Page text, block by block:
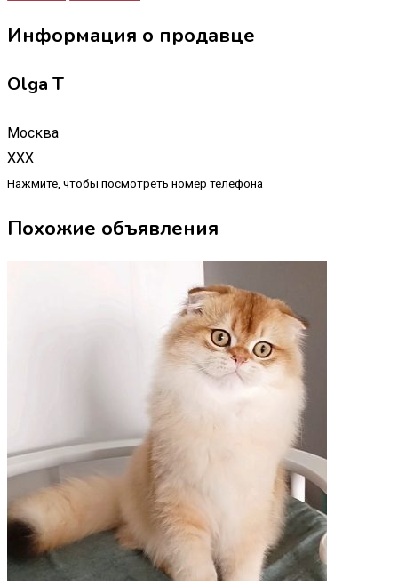
Информация о продавце
Olga T
Москва
XXX
Нажмите, чтобы посмотреть номер телефона
Похожие объявления